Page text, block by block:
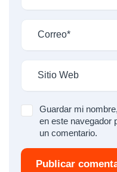
Guardar mi
en este navegador
un comentario.
Publicar